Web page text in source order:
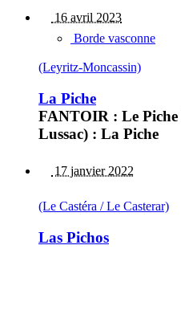
16 avril 2023
Borde vasconne
(Leyritz-Moncassin)
La Piche
FANTOIR : Le
Lussac) : La Piche
17 janvier 2022
(Le Castéra / Le Casterar)
Las Pichos